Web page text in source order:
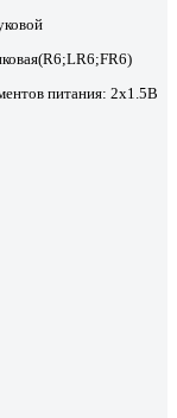
питания: 2х1.5B